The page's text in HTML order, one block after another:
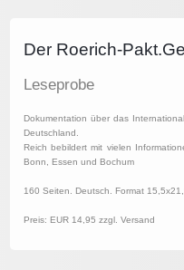
Der Roerich-
Leseprobe
Dokumentation über das
Deutschland.
Reich bebildert mit vielen
Bonn, Essen und Bochum
160 Seiten. Deutsch. Format
Preis: EUR 14,95 zzgl. Versand